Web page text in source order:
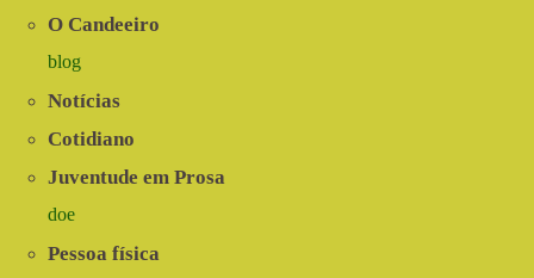
O Candeeiro
blog
Notícias
Cotidiano
Juventude em Prosa
doe
Pessoa física